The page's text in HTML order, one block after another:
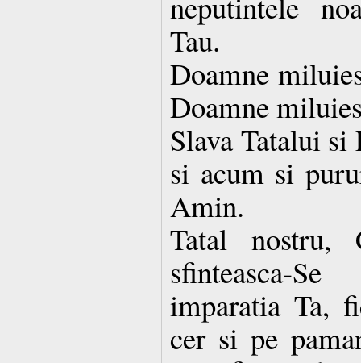
Tau.
Doamne
Doamne
Slava Tatalui
si acum si
Amin.
Tatal
sfinteasca-
imparatia Ta,
cer si pe